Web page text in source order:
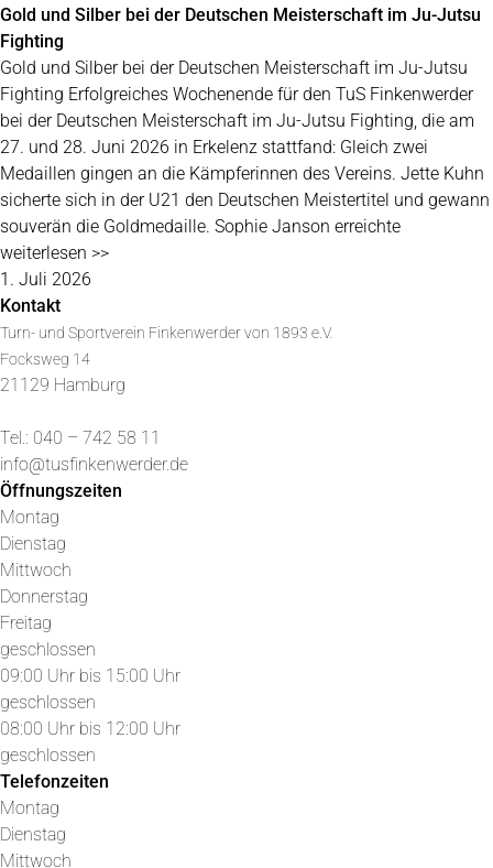
Gold und Silber bei der Deutschen Meisterschaft im Ju-Jutsu
Fighting
Gold und Silber bei der Deutschen Meisterschaft im Ju-Jutsu
Fighting Erfolgreiches Wochenende für den TuS Finkenwerder
bei der Deutschen Meisterschaft im Ju-Jutsu Fighting, die am
27. und 28. Juni 2026 in Erkelenz stattfand: Gleich zwei
Medaillen gingen an die Kämpferinnen des Vereins. Jette Kuhn
sicherte sich in der U21 den Deutschen Meistertitel und gewann
souverän die Goldmedaille. Sophie Janson erreichte
weiterlesen >>
1. Juli 2026
Kontakt
Turn- und Sportverein Finkenwerder von 1893 e.V.
Focksweg 14
21129 Hamburg
Tel.: 040 – 742 58 11
info@tusfinkenwerder.de
Öffnungszeiten
Montag
Dienstag
Mittwoch
Donnerstag
Freitag
geschlossen
09:00 Uhr bis 15:00 Uhr
geschlossen
08:00 Uhr bis 12:00 Uhr
geschlossen
Telefonzeiten
Montag
Dienstag
Mittwoch